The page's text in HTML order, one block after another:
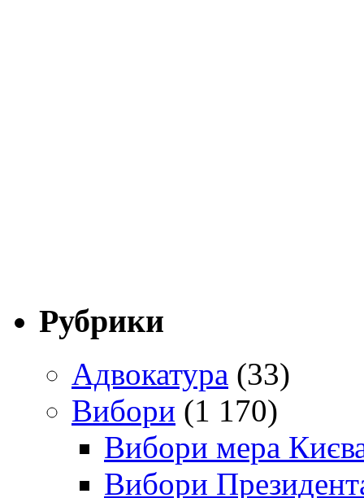
Рубрики
Адвокатура (33)
Вибори (1 170)
Вибори мера
Вибори